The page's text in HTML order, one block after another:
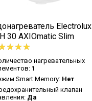
Electrolux
30 AXIOmatic Slim
нагревательных
1
Smart Memory: Нет
клапан
Да